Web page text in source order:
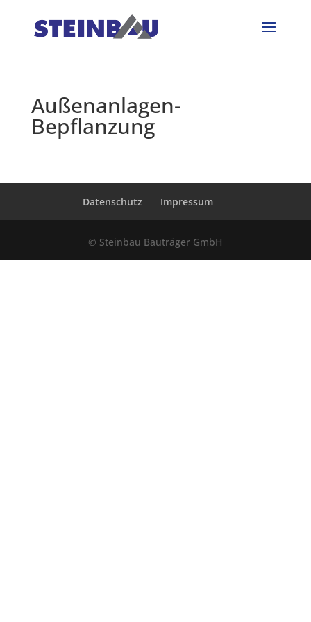
Außenanlagen-
Bepflanzung
Datenschutz Impressum
© Steinbau Bauträger GmbH